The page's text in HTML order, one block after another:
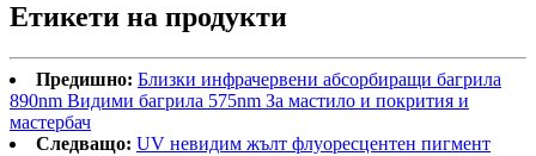
Етикети на продукти
Предишно: Близки инфрачервени абсорбиращи багрила
890nm Видими багрила 575nm За мастило и покрития и
мастербач
Следващо: UV невидим жълт флуоресцентен пигмент